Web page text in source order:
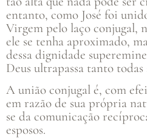
entanto, como José foi
Virgem pelo laço conjugal,
ele se tenha aproximado,
dessa dignidade
Deus ultrapassa tanto todas
A união conjugal é, com
em razão de sua própria
se da comunicação
esposos.